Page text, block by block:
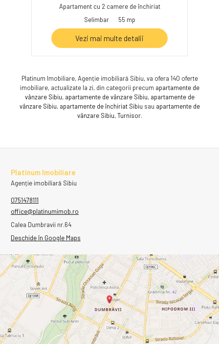
Apartament cu 2 camere de închiriat
Selimbar
55 mp
Vezi mai multe detalii
Platinum Imobiliare, Agenție imobiliară Sibiu, va ofera 140 oferte
imobiliare, actualizate la zi, din categorii precum apartamente de
vânzare Sibiu, apartamente de vânzare Sibiu, apartamente de
vânzare Sibiu, apartamente de închiriat Sibiu sau apartamente de
vânzare Sibiu, Turnisor.
Platinum Imobiliare
Agenție imobiliară Sibiu
0751478111
office@platinumimob.ro
Calea Dumbravii nr.64
Deschide în Google Maps